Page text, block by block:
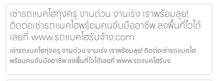
เช่ารถแบคโฮทุ่งครุ งานด่วน งานเร่ง เราพร้อมลุย!
ติดต่อเช่ารถแบคโฮพร้อมคนขับมืออาชีพ ลงพื้นที่ไวได้
เลยที่ www.รถแบคโฮรับจ้าง.com
เช่ารถแบคโฮทุ่งครุ งานด่วน งานเร่ง เราพร้อมลุย! ติดต่อเช่ารถแบคโฮ
พร้อมคนขับมืออาชีพ ลงพื้นที่ไวได้เลยที่ www.รถแบคโฮรับจ